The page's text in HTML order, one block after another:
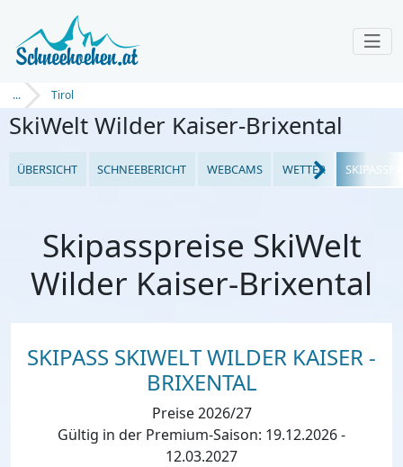
... Tirol
SkiWelt Wilder Kaiser-Brixental
ÜBERSICHT SCHNEEBERICHT WEBCAMS WETTER
Skipasspreise SkiWelt
Wilder Kaiser-Brixental
SKIPASS SKIWELT WILDER KAISER -
BRIXENTAL
Preise 2026/27
Gültig in der Premium-Saison: 19.12.2026 -
12.03.2027